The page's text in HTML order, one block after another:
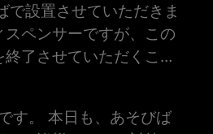
で設置させていただきま
スペンサーですが、この
終了させていただくこ…
す。 本日も、あそびば